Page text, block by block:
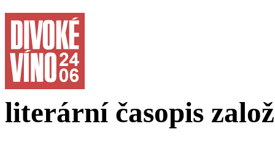
literární časopis